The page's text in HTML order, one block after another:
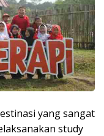
yang sangat
study